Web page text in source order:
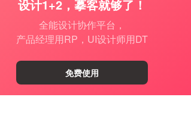
设计1+2，摹客就够了！
全能设计协作平台，
产品经理用RP，UI设计师用DT
免费使用